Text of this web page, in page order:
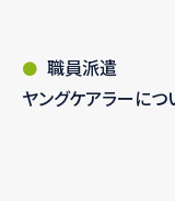
職員派遣
ヤングケアラーに